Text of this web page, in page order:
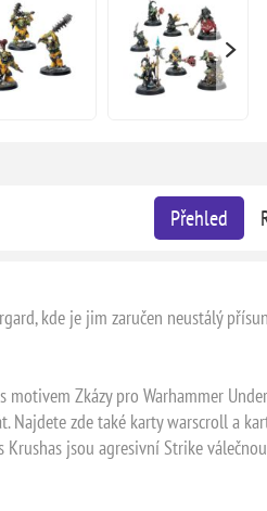
Přehled
kde je jim zaručen neustálý
motivem Zkázy pro Warhammer
Najdete zde také karty warscroll a
Krushas jsou agresivní Strike